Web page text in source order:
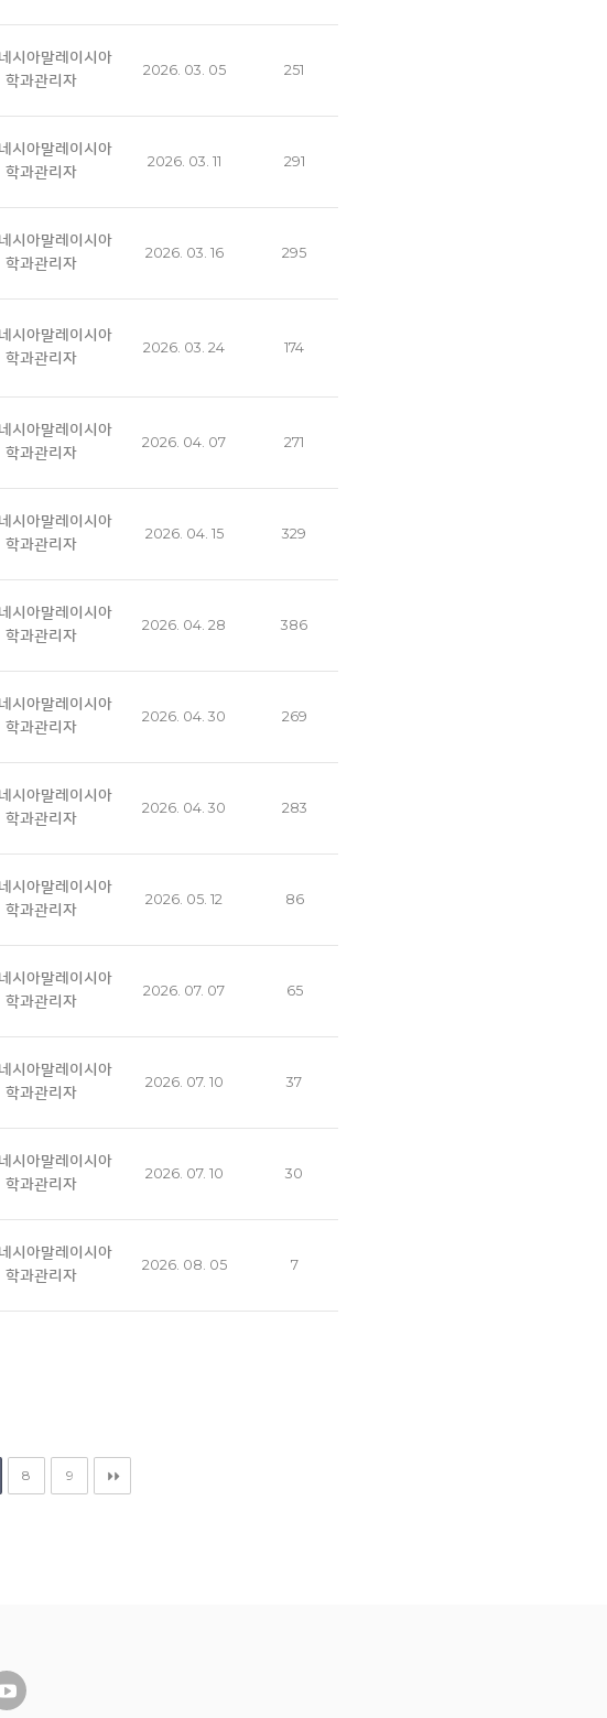
시아말레이시아
학과관리자
2026. 03. 05 251
시아말레이시아
학과관리자
2026. 03. 11 291
시아말레이시아
학과관리자
2026. 03. 16 295
시아말레이시아
학과관리자
2026. 03. 24 174
시아말레이시아
학과관리자
2026. 04. 07 271
시아말레이시아
학과관리자
2026. 04. 15 329
시아말레이시아
학과관리자
2026. 04. 28 386
시아말레이시아
학과관리자
2026. 04. 30 269
시아말레이시아
학과관리자
2026. 04. 30 283
시아말레이시아
학과관리자
2026. 05. 12 86
시아말레이시아
학과관리자
2026. 07. 07 65
시아말레이시아
학과관리자
2026. 07. 10 37
시아말레이시아
학과관리자
2026. 07. 10 30
시아말레이시아
학과관리자
2026. 08. 05 7
8 9